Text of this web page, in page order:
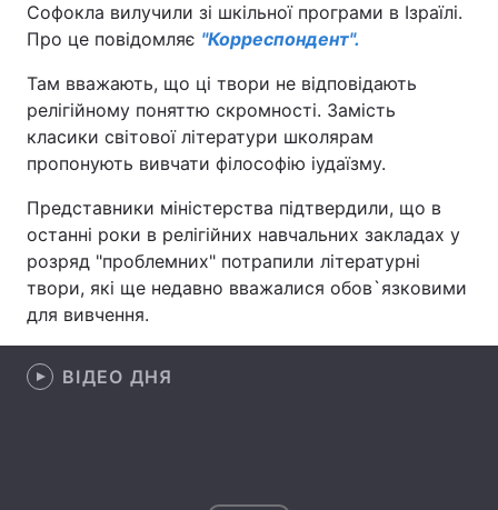
Головна
Софокла вилучили зі шкільної програми в Ізраїлі.
Про це повідомляє "Корреспондент".
Там вважають, що ці твори не відповідають
релігійному поняттю скромності. Замість
класики світової літератури школярам
пропонують вивчати філософію іудаїзму.
Представники міністерства підтвердили, що в
останні роки в релігійних навчальних закладах у
розряд "проблемних" потрапили літературні
твори, які ще недавно вважалися обов`язковими
для вивчення.
ВІДЕО ДНЯ